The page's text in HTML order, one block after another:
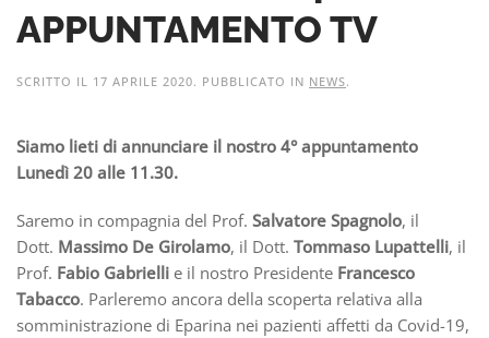
APPUNTAMENTO TV
SCRITTO IL 17 APRILE 2020. PUBBLICATO IN NEWS.
Siamo lieti di annunciare il nostro 4° appuntamento
Lunedì 20 alle 11.30.
Saremo in compagnia del Prof. Salvatore Spagnolo, il
Dott. Massimo De Girolamo, il Dott. Tommaso Lupattelli, il
Prof. Fabio Gabrielli e il nostro Presidente Francesco
Tabacco. Parleremo ancora della scoperta relativa alla
somministrazione di Eparina nei pazienti affetti da Covid-19,